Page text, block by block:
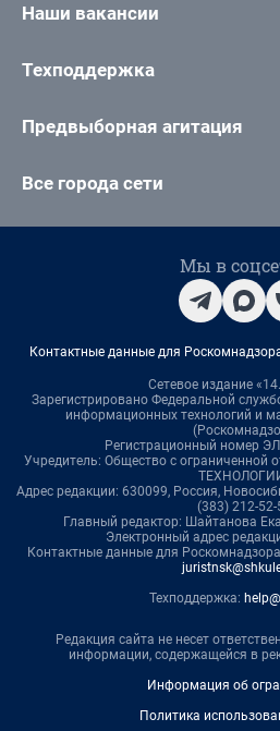
Наши вакансии
Техподдержка
Предвыборная агитация
Все города сети
Мы в
Контактные данные для
Сетевое издание
Зарегистрировано Федеральной
информационных технологий и
Регистрационный номер
Учредитель: Общество с ограниченной
Адрес редакции: 630099, Россия,
(383) 212-52-
Главный редактор: Шайтанова
Электронный адрес
Контактные данные для
Техподдержка:
Редакция сайта не несет
информации, содержащейся в
Информация об
Политика